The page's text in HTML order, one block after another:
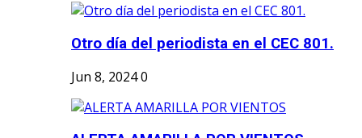
Otro día del periodista en el CEC 801.
Jun 8, 20240